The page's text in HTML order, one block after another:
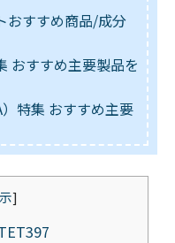
おすすめ商品/成分
おすすめ主要製品を
特集 おすすめ主要
]